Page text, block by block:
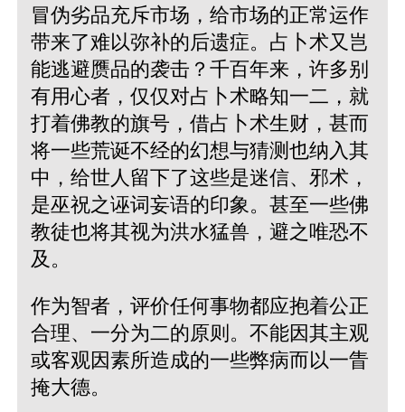
冒伪劣品充斥市场，给市场的正常运作
带来了难以弥补的后遗症。占卜术又岂
能逃避赝品的袭击？千百年来，许多别
有用心者，仅仅对占卜术略知一二，就
打着佛教的旗号，借占卜术生财，甚而
将一些荒诞不经的幻想与猜测也纳入其
中，给世人留下了这些是迷信、邪术，
是巫祝之诬词妄语的印象。甚至一些佛
教徒也将其视为洪水猛兽，避之唯恐不
及。
作为智者，评价任何事物都应抱着公正
合理、一分为二的原则。不能因其主观
或客观因素所造成的一些弊病而以一眚
掩大德。